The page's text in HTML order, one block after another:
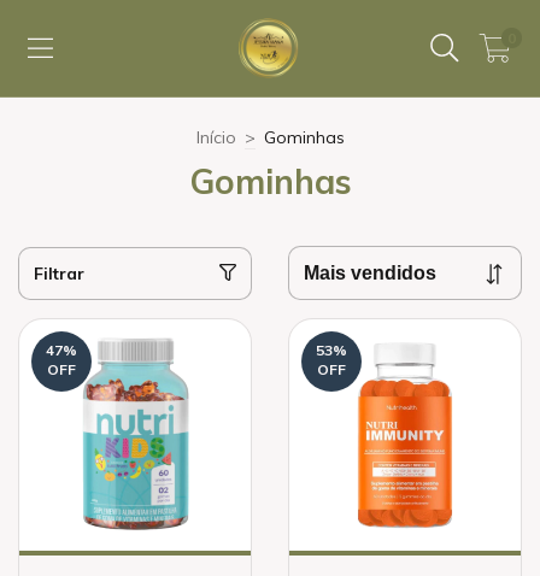
Início > Gominhas
Gominhas
Filtrar
47%
OFF
53%
OFF